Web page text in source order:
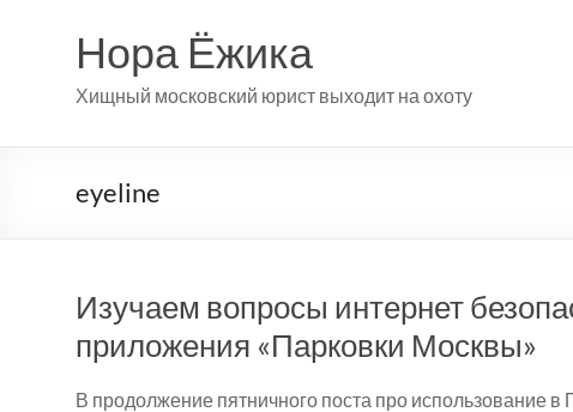
содержимомуНора Ёжика
Хищный московский юрист выходит на охоту
eyeline
Изучаем вопросы интернет
приложения «Парковки Москвы»
В продолжение пятничного поста про использование